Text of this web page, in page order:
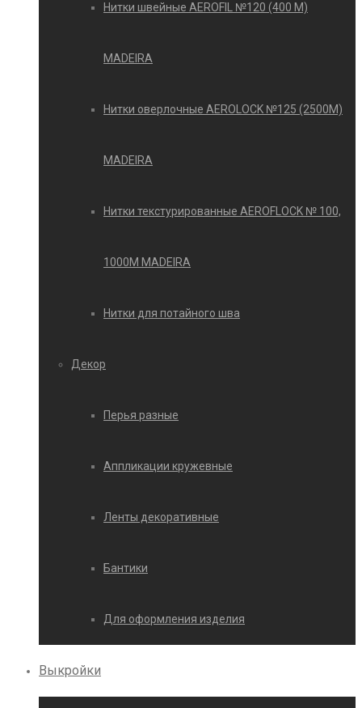
Нитки швейные AEROFIL №120 (400 М)
MADEIRA
Нитки оверлочные AEROLOCK №125 (2500М)
MADEIRA
Нитки текстурированные AEROFLOCK № 100,
1000М MADEIRA
Нитки для потайного шва
Декор
Перья разные
Аппликации кружевные
Ленты декоративные
Бантики
Для оформления изделия
Выкройки